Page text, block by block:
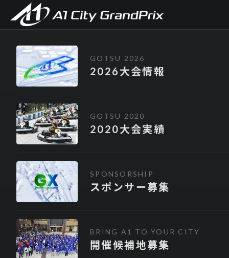
A1市街地グランプリ
GOTSU 2026
2026大会情報
GOTSU 2020
2020大会実績
SPONSORSHIP
スポンサー募集
BRING A1 TO YOUR CITY
開催候補地募集
TOP A1市街地グランプリとは